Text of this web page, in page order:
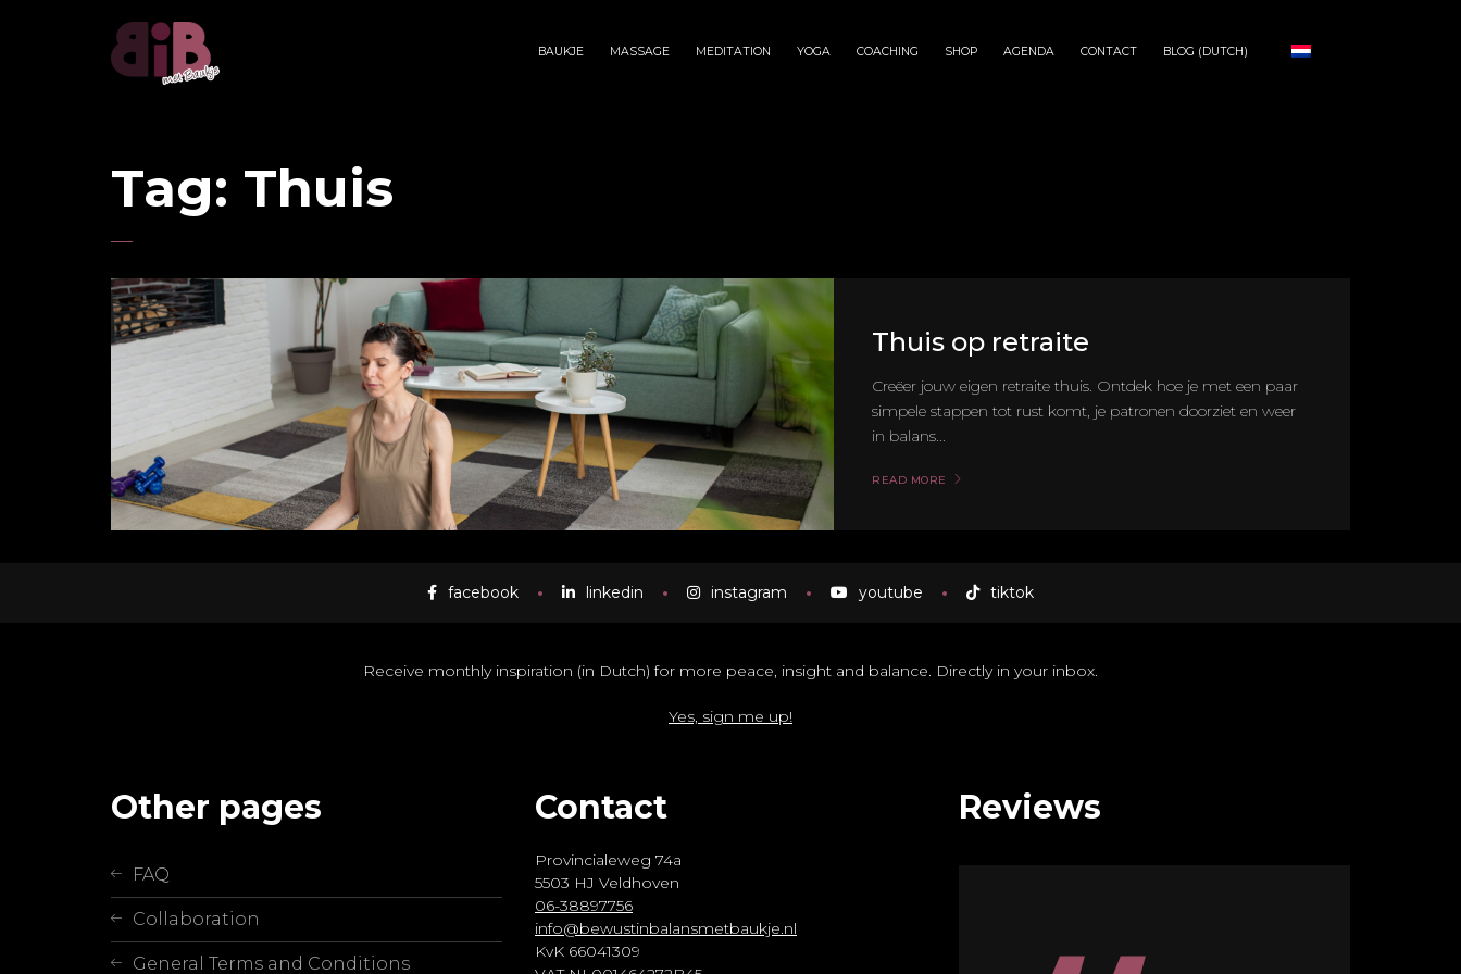
BAUKJE MASSAGE MEDITATION YOGA COACHING SHOP AGENDA CONTACT BLOG (DUTCH)
Tag: Thuis
Thuis op retraite
Creëer jouw eigen retraite thuis. Ontdek hoe je met een paar
simpele stappen tot rust komt, je patronen doorziet en weer
in balans...
READ MORE
facebook linkedin instagram youtube tiktok
Receive monthly inspiration (in Dutch) for more peace, insight and balance. Directly in your inbox.
Yes, sign me up!
Other pages
FAQ
Collaboration
General Terms and Conditions
Contact
Provincialeweg 74a
5503 HJ Veldhoven
06-38897756
info@bewustinbalansmetbaukje.nl
KvK 66041309
Reviews